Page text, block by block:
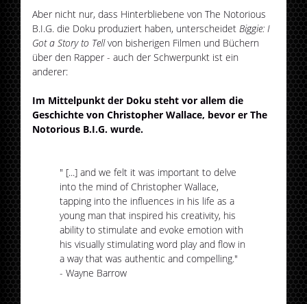
Aber nicht nur, dass Hinterbliebene von The Notorious
B.I.G. die Doku produziert haben, unterscheidetBiggie: I
Got a Story to Tellvon bisherigen Filmen und Büchern
über den Rapper - auch der Schwerpunkt ist ein
anderer:
Im Mittelpunkt der Doku steht vor allem die
Geschichte von Christopher Wallace, bevor er The
Notorious B.I.G. wurde.
" [...] and we felt it was important to delve
into the mind of Christopher Wallace,
tapping into the influences in his life as a
young man that inspired his creativity, his
ability to stimulate and evoke emotion with
his visually stimulating word play and flow in
a way that was authentic and compelling."
- Wayne Barrow